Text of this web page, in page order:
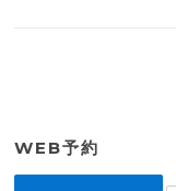
WEB予約